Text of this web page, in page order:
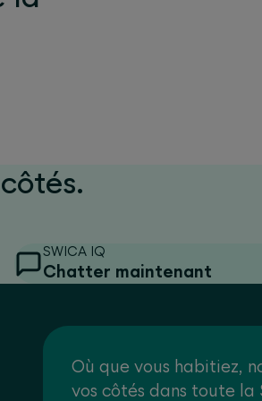
SWICA IQ
Chatter maintenant
Où que vous habitiez,
vos côtés dans toute la